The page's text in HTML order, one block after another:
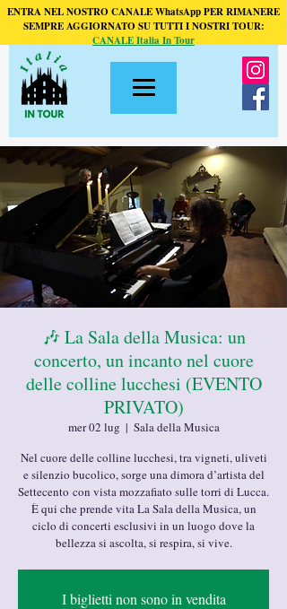
ENTRA NEL NOSTRO CANALE WhatsApp PER RIMANERE
SEMPRE AGGIORNATO SU TUTTI I NOSTRI TOUR:
CANALE Italia In Tour
🎶 La Sala della Musica: un
concerto, un incanto nel cuore
delle colline lucchesi (EVENTO
PRIVATO)
mer 02 lug
  |
Sala della Musica
Nel cuore delle colline lucchesi, tra vigneti, uliveti
e silenzio bucolico, sorge una dimora d’artista del
Settecento con vista mozzafiato sulle torri di Lucca.
È qui che prende vita La Sala della Musica, un
ciclo di concerti esclusivi in un luogo dove la
bellezza si ascolta, si respira, si vive.
I biglietti non sono in vendita